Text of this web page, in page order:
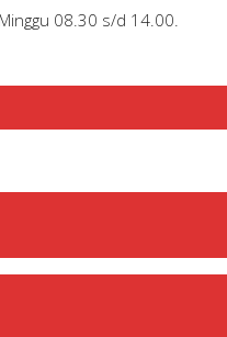
08.30 s/d 14.00.